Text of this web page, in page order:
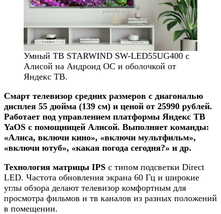
Умный ТВ STARWIND SW-LED55UG400 с
Алисой на Андроид ОС и оболочкой от
Яндекс ТВ.
Смарт телевизор средних размеров с диагональю
дисплея 55 дюйма (139 см) и ценой от 25990 рублей.
Работает под управлением платформы Яндекс ТВ
YaOS с помощницей Алисой. Выполняет команды:
«Алиса, включи кино», «включи мультфильм»,
«включи ютуб», «какая погода сегодня?» и др.
Технология матрицы IPS с типом подсветки Direct
LED. Частота обновления экрана 60 Гц и широкие
углы обзора делают телевизор комфортным для
просмотра фильмов и тв каналов из разных положений
в помещении.